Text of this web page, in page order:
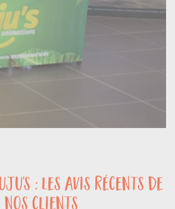
: les avis récents de
nos clients